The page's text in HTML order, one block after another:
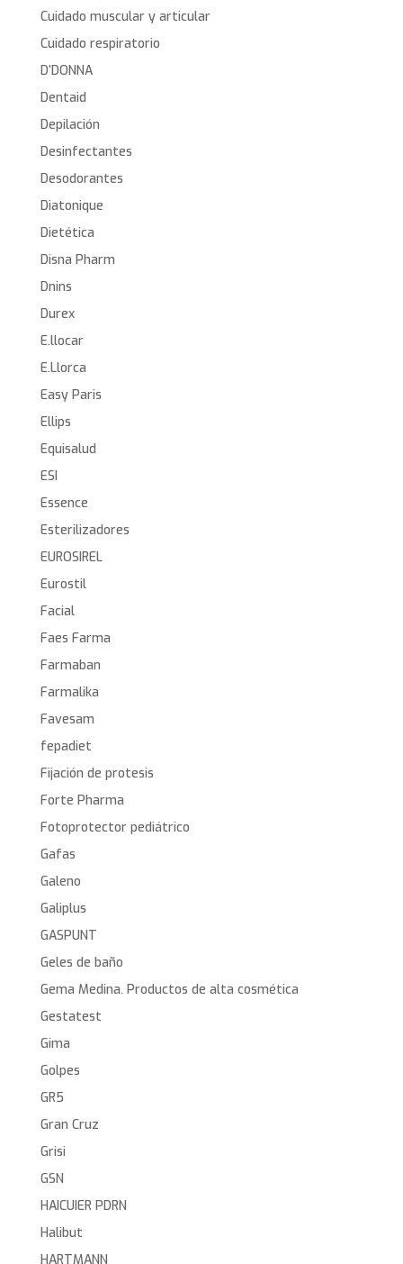
Cuidado muscular y articular
Cuidado respiratorio
D’DONNA
Dentaid
Depilación
Desinfectantes
Desodorantes
Diatonique
Dietética
Disna Pharm
Dnins
Durex
E.llocar
E.Llorca
Easy Paris
Ellips
Equisalud
ESI
Essence
Esterilizadores
EUROSIREL
Eurostil
Facial
Faes Farma
Farmaban
Farmalika
Favesam
fepadiet
Fijación de protesis
Forte Pharma
Fotoprotector pediátrico
Gafas
Galeno
Galiplus
GASPUNT
Geles de baño
Gema Medina. Productos de alta cosmética
Gestatest
Gima
Golpes
GR5
Gran Cruz
Grisi
GSN
HAICUIER PDRN
Halibut
HARTMANN